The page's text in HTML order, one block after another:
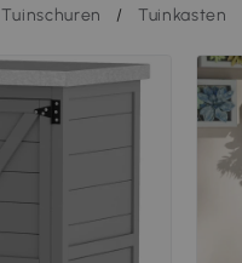
Tuinschuren / Tuinkasten